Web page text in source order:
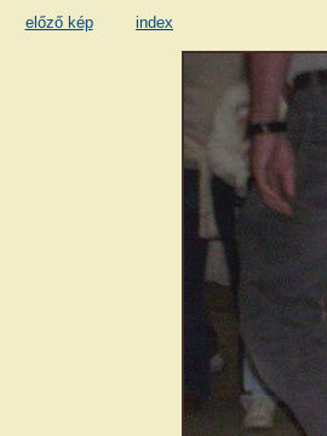
előző kép index